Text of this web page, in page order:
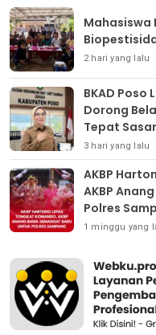
Mahasiswa
2 hari yang lalu
BKAD Poso
Dorong
Tepat
3 hari yang lalu
AKBP
AKBP
Polres
1 minggu yang